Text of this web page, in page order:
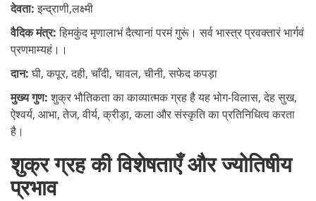
देवता:इन्द्राणी,लक्ष्मी
वैदिक मंत्र:हिमकुंद मृणालाभं दैत्यानां परमं गुरूं। सर्व भास्त्र प्रवक्तारं भार्गवं
प्रणमाम्यहं।।
दान:घी, कपूर, दही, चाँदी, चावल, चीनी, सफेद कपड़ा
मुख्य गुण:शुक्र भौतिकता का काव्यात्मक ग्रह है यह भोग-विलास, देह सुख,
ऐश्वर्य, आभा, तेज, वीर्य, क्रीड़ा, कला और संस्कृति का प्रतिनिधित्व करता
है।
शुक्र ग्रह की विशेषताएँ और ज्योतिषीय
प्रभाव